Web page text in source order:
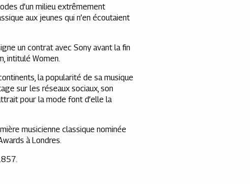
d’un milieu extrêmement
aux jeunes qui n’en écoutaient
un contrat avec Sony avant la fin
intitulé Women.
la popularité de sa musique
sur les réseaux sociaux, son
pour la mode font d’elle la
musicienne classique nominée
à Londres.